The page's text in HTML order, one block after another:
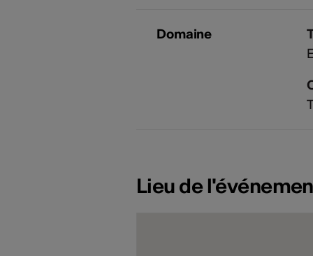
Domaine
Lieu de